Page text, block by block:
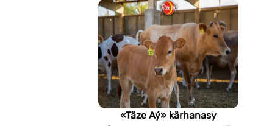
potoloklarynyň
artykmaçlyklary
«Täze Aý» kärhanasy